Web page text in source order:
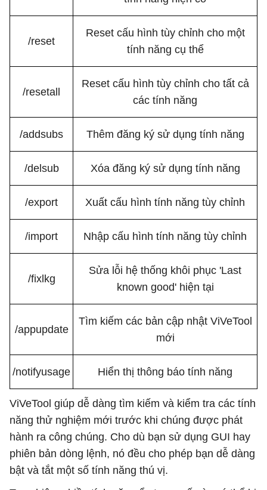
/reset
Reset cấu hình tùy chỉnh cho một
tính năng cụ thể
/resetall
Reset cấu hình tùy chỉnh cho tất cả
các tính năng
/addsubs Thêm đăng ký sử dụng tính năng
/delsub Xóa đăng ký sử dụng tính năng
/export Xuất cấu hình tính năng tùy chỉnh
/import Nhập cấu hình tính năng tùy chỉnh
/fixlkg
Sửa lỗi hệ thống khôi phục 'Last
known good' hiện tại
/appupdate
Tìm kiếm các bản cập nhật ViVeTool
mới
/notifyusage Hiển thị thông báo tính năng
ViVeTool giúp dễ dàng tìm kiếm và kiểm tra các tính
năng thử nghiệm mới trước khi chúng được phát
hành ra công chúng. Cho dù bạn sử dụng GUI hay
phiên bản dòng lệnh, nó đều cho phép bạn dễ dàng
bật và tắt một số tính năng thú vị.